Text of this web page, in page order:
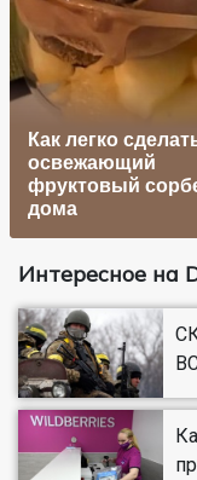
Как легко
освежающий
фруктовый
дома
Интересное на